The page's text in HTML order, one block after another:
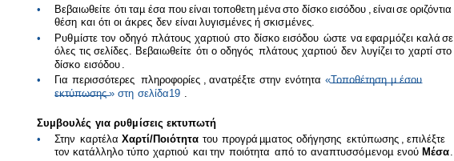
•
Βεβαιωθείτε ότι ταµ έσα που είναι τοποθετη µένα στο δίσκο εισόδου , είναισε οριζόντια
θέση και ότι οι άκρες δεν είναι λυγισµένες ή σκισµένες.
•
Ρυθµίστε τον οδηγό πλάτους χαρτιού στο δίσκο εισόδου ώστε να εφαρµόζει καλά σε
όλες τις σελίδες. Βεβαιωθείτε ότι ο οδηγός πλάτους χαρτιού δεν λυγίζει το χαρτί στο
δίσκο εισόδου .
•
Για περισσότερες πληροφορίες , ανατρέξτε στην ενότητα «Τοποθέτηση µ έσου
εκτύπωσης » στη σελίδα19 .
Συµβουλές για ρυθµίσεις εκτυπωτή
•
Στην καρτέλα Χαρτί/Ποιότητα του προγρά µµατος οδήγησης εκτύπωσης , επιλέξτε
τον κατάλληλο τύπο χαρτιού και την ποιότητα από το αναπτυσσόµενοµ ενού Μέσα.